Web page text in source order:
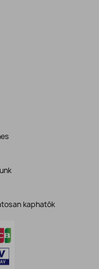
kaphatók